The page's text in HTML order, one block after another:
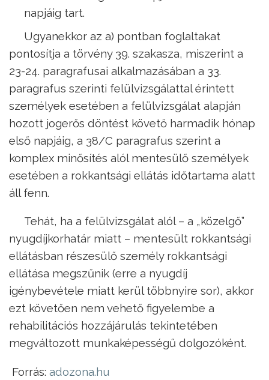
napjáig tart.
Ugyanekkor az a) pontban foglaltakat
pontosítja a törvény 39. szakasza, miszerint a
23-24. paragrafusai alkalmazásában a 33.
paragrafus szerinti felülvizsgálattal érintett
személyek esetében a felülvizsgálat alapján
hozott jogerős döntést követő harmadik hónap
első napjáig, a 38/C paragrafus szerint a
komplex minősítés alól mentesülő személyek
esetében a rokkantsági ellátás időtartama alatt
áll fenn.
Tehát, ha a felülvizsgálat alól – a „közelgő”
nyugdíjkorhatár miatt – mentesült rokkantsági
ellátásban részesülő személy rokkantsági
ellátása megszűnik (erre a nyugdíj
igénybevétele miatt kerül többnyire sor), akkor
ezt követően nem vehető figyelembe a
rehabilitációs hozzájárulás tekintetében
megváltozott munkaképességű dolgozóként.
Forrás: adozona.hu